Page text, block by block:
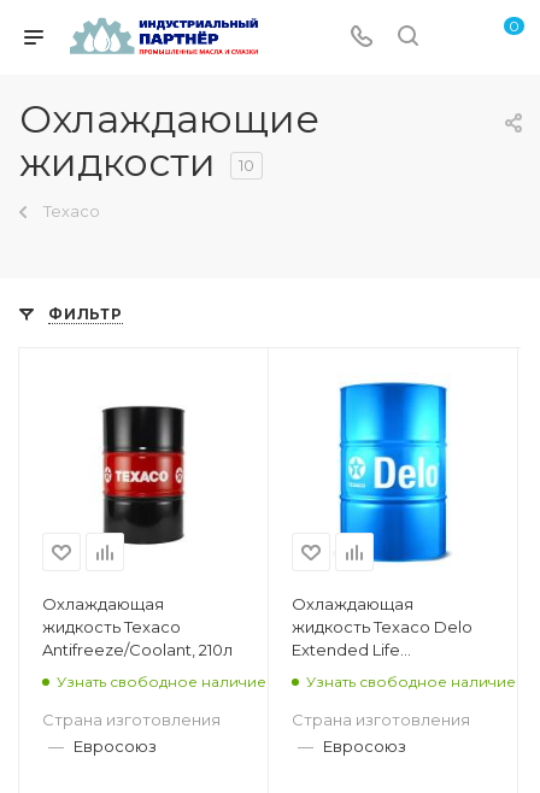
0
Охлаждающие
жидкости
10
Texaco
ФИЛЬТР
Охлаждающая
жидкость Texaco
Antifreeze/Coolant, 210л
Узнать свободное наличие
Страна изготовления
— Евросоюз
Охлаждающая
жидкость Texaco Delo
Extended Life
Antifreeze/Coolant
Concentrate - PG, 208л
Узнать свободное наличие
Страна изготовления
— Евросоюз